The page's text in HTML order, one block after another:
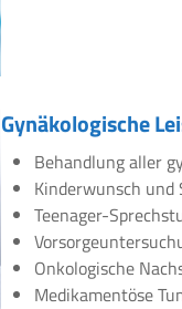
Gynäkologische
Behandlung aller
Kinderwunsch
Teenager-
Onkologische
Medikamentöse